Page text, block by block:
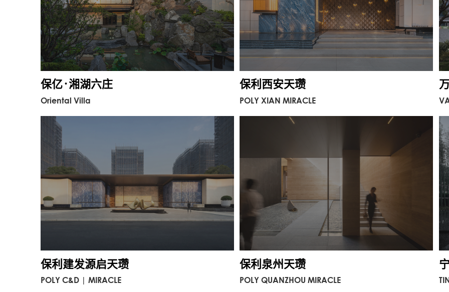
保亿·湘湖六庄
Oriental Villa
保利西安天瓒
POLY XIAN MIRACLE
保利建发源启天瓒
POLY C&D | MIRACLE
保利泉州天瓒
POLY QUANZHOU MIRACLE